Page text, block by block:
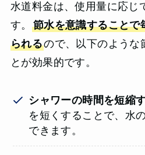
水道料金は、使用量に応じ
す。 節水を意識することで
られるので、以下のような
とが効果的です。
シャワーの時間を短縮
を短くすることで、水
できます。